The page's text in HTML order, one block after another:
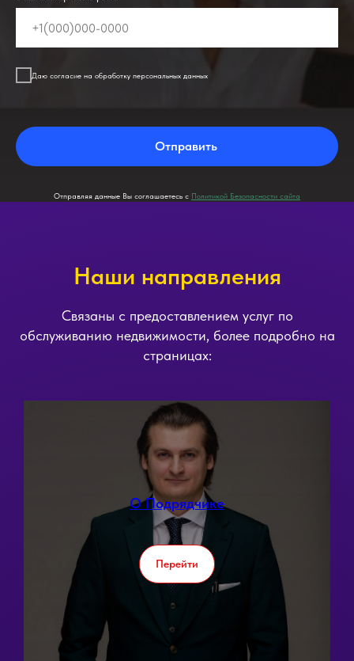
Даю согласие на обработку персональных данных
Отправить
Отправляя данные Вы соглашаетесь с Политикой Безопасности сайта
Наши направления
Связаны с предоставлением услуг по
обслуживанию недвижимости, более подробно на
страницах:
О Подрядчике
Перейти